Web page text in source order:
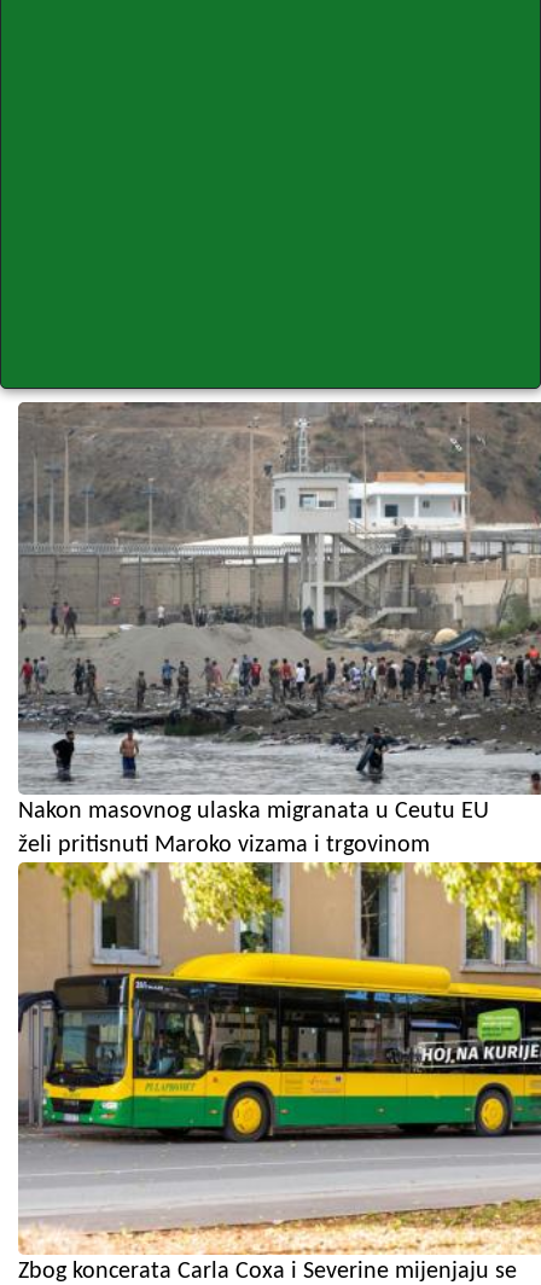
Nakon masovnog ulaska migranata u Ceutu EU
želi pritisnuti Maroko vizama i trgovinom
Zbog koncerata Carla Coxa i Severine mijenjaju se